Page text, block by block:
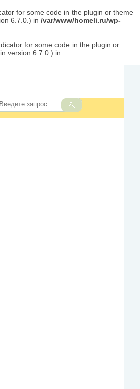
for some code in the plugin or theme
6.7.0.) in /var/www/homeli.ru/wp-
for some code in the plugin or
version 6.7.0.) in